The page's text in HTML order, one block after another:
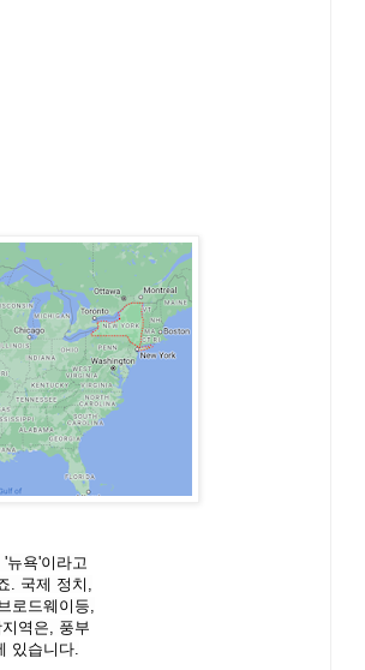
뉴욕'이라고
. 국제 정치,
로드웨이등,
역은, 풍부
있습니다.